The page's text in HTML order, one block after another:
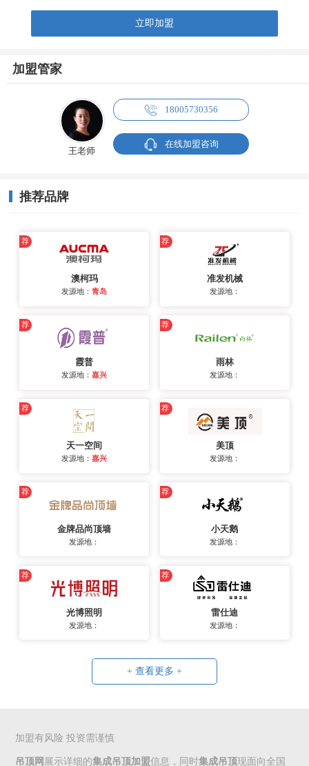
加盟管家
王老师
18005730356
在线加盟咨询
推荐品牌
荐
澳柯玛
发源地：青岛
荐
准发机械
发源地：
荐
霞普
发源地：嘉兴
荐
雨林
发源地：
荐
天一空间
发源地：嘉兴
荐
美顶
发源地：
荐
金牌品尚顶墙
发源地：
荐
小天鹅
发源地：
荐
光博照明
发源地：
荐
雷仕迪
发源地：
+ 查看更多 +
加盟有风险 投资需谨慎
吊顶网 展示详细的集成吊顶加盟信息，同时集成吊顶现面向全国